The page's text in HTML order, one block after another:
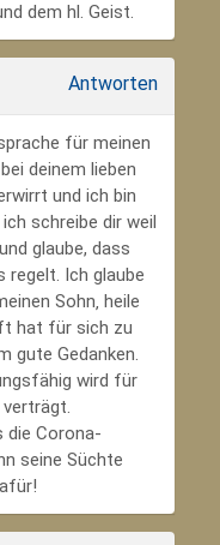
dem hl. Geist.
Antworten
für meinen
deinem lieben
und ich bin
schreibe dir weil
glaube, dass
regelt. Ich glaube
Sohn‚ heile
hat für sich zu
gute Gedanken.
wird für
die Corona-
seine Süchte